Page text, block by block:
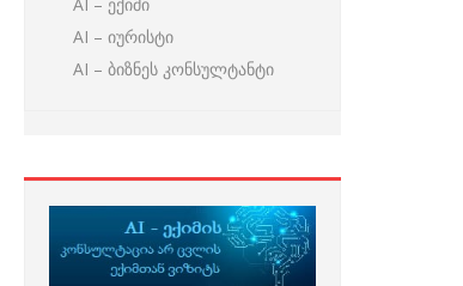
AI – იურისტი
AI – ბიზნეს კონსულტანტი